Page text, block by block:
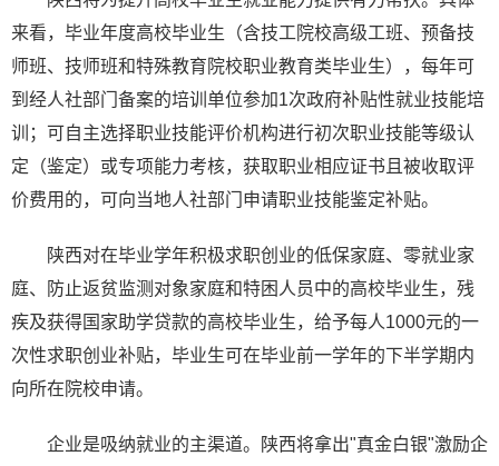
来看，毕业年度高校毕业生（含技工院校高级工班、预备技
师班、技师班和特殊教育院校职业教育类毕业生），每年可
到经人社部门备案的培训单位参加1次政府补贴性就业技能培
训；可自主选择职业技能评价机构进行初次职业技能等级认
定（鉴定）或专项能力考核，获取职业相应证书且被收取评
价费用的，可向当地人社部门申请职业技能鉴定补贴。
陕西对在毕业学年积极求职创业的低保家庭、零就业家
庭、防止返贫监测对象家庭和特困人员中的高校毕业生，残
疾及获得国家助学贷款的高校毕业生，给予每人1000元的一
次性求职创业补贴，毕业生可在毕业前一学年的下半学期内
向所在院校申请。
企业是吸纳就业的主渠道。陕西将拿出"真金白银"激励企